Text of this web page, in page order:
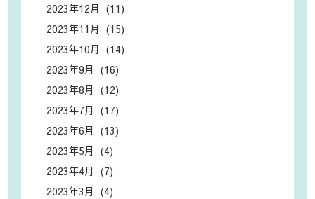
2023年12月 (11)
2023年11月 (15)
2023年10月 (14)
2023年9月 (16)
2023年8月 (12)
2023年7月 (17)
2023年6月 (13)
2023年5月 (4)
2023年4月 (7)
2023年3月 (4)